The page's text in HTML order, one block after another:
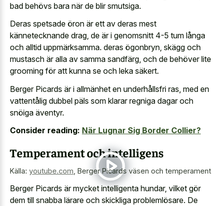
bad behövs bara när de blir smutsiga.
Deras spetsade öron är ett av deras mest
kännetecknande drag, de är i genomsnitt 4-5 tum långa
och alltid uppmärksamma. deras ögonbryn, skägg och
mustasch är alla av samma sandfärg, och de behöver lite
grooming för att kunna se och leka säkert.
Berger Picards är i allmänhet en underhållsfri ras, med en
vattentålig dubbel päls som klarar regniga dagar och
snöiga äventyr.
Consider reading: När Lugnar Sig Border Collier?
Temperament och intelligens
Källa: youtube.com Berger Picards väsen och temperament
Berger Picards är mycket intelligenta hundar, vilket gör
dem till snabba lärare och skickliga problemlösare. De